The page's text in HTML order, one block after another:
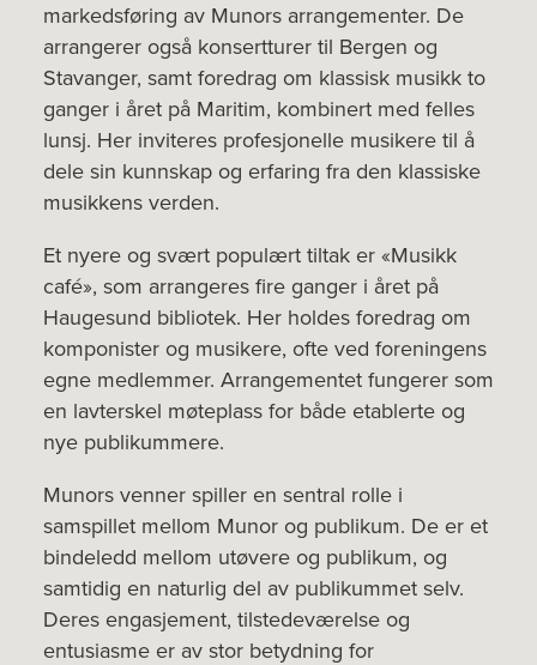
markedsføring av Munors arrangementer. De
arrangerer også konsertturer til Bergen og
Stavanger, samt foredrag om klassisk musikk to
ganger i året på Maritim, kombinert med felles
lunsj. Her inviteres profesjonelle musikere til å
dele sin kunnskap og erfaring fra den klassiske
musikkens verden.
Et nyere og svært populært tiltak er «Musikk
café», som arrangeres fire ganger i året på
Haugesund bibliotek. Her holdes foredrag om
komponister og musikere, ofte ved foreningens
egne medlemmer. Arrangementet fungerer som
en lavterskel møteplass for både etablerte og
nye publikummere.
Munors venner spiller en sentral rolle i
samspillet mellom Munor og publikum. De er et
bindeledd mellom utøvere og publikum, og
samtidig en naturlig del av publikummet selv.
Deres engasjement, tilstedeværelse og
entusiasme er av stor betydning for